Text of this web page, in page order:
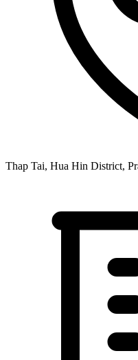
Thap Tai, Hua Hin District,